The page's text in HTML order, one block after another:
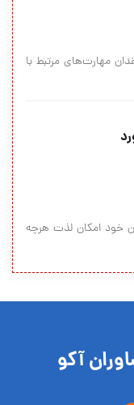
مهارت‏‌های مرتبط با
خود امکان لذت هرچه
آکو